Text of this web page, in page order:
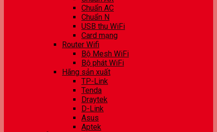
Chuẩn AC
Chuẩn N
USB thu WiFi
Card mạng
Router Wifi
Bộ Mesh WiFi
Bộ phát WiFi
Hãng sản xuất
TP-Link
Tenda
Draytek
D-Link
Asus
Aptek